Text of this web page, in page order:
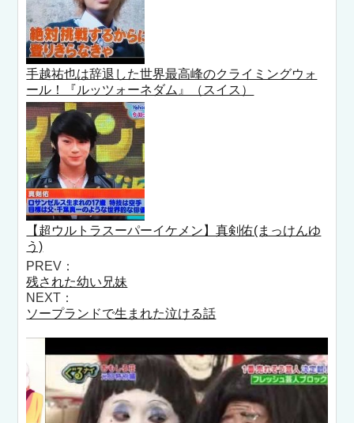
手越祐也は辞退した世界最高峰のクライミングウォ
ール！『ルッツォーネダム』（スイス）
【超ウルトラスーパーイケメン】真剣佑(まっけんゆ
う)
PREV：
残された幼い兄妹
NEXT：
ソープランドで生まれた泣ける話